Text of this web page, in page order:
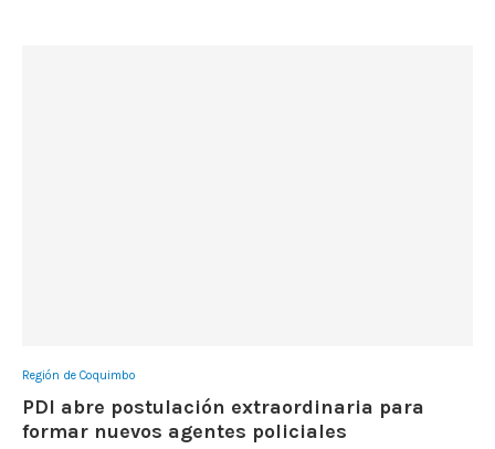
Región de Coquimbo
PDI abre postulación extraordinaria para
formar nuevos agentes policiales